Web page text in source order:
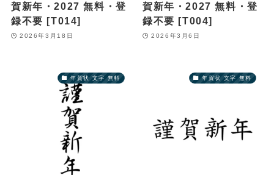
賀新年・2027 無料・登
録不要 [T014]
2026年3月18日
賀新年・2027 無料・登
録不要 [T004]
2026年3月6日
年賀状 文字 無料 年賀状 文字 無料